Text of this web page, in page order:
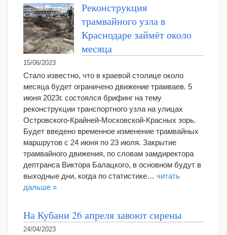
Реконструкция
трамвайного узла в
Краснодаре займёт около
месяца
15/06/2023
Стало известно, что в краевой столице около
месяца будет ограничено движение трамваев. 5
июня 2023г. состоялся брифинг на тему
реконструкции транспортного узла на улицах
Островского-Крайней-Московской-Красных зорь.
Будет введено временное изменение трамвайных
маршрутов с 24 июня по 23 июля. Закрытие
трамвайного движения, по словам замдиректора
дептранса Виктора Балацкого, в основном будут в
выходные дни, когда по статистике… читать
дальше »
На Кубани 26 апреля завоют сирены
24/04/2023